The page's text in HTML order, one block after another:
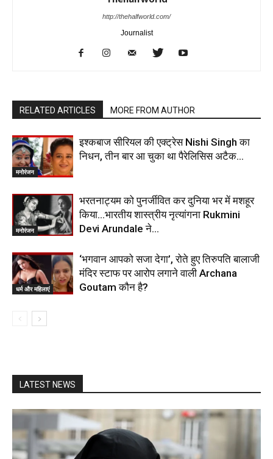
http://thehalfworld.com/
Journalist
RELATED ARTICLES MORE FROM AUTHOR
मनोरंजन
इश्कबाज सीरियल की एक्ट्रेस Nishi Singh का
निधन, तीन बार आ चुका था पैरेलिसिस अटैक…
मनोरंजन
भरतनाट्यम को पुनर्जीवित कर दुनिया भर में मशहूर
किया…भारतीय शास्त्रीय नृत्यांगना Rukmini
Devi Arundale ने…
धर्म और महिलाएं
‘भगवान आपको सजा देगा’, रोते हुए तिरुपति बालाजी
मंदिर स्टाफ पर आरोप लगाने वाली Archana
Goutam कौन है?
LATEST NEWS